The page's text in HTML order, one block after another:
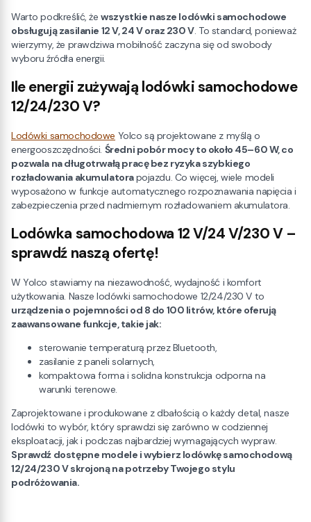
Warto podkreślić, żewszystkie nasze lodówki samochodowe
obsługują zasilanie 12 V, 24 V oraz 230 V. To standard, ponieważ
wierzymy, że prawdziwa mobilność zaczyna się od swobody
wyboru źródła energii.
Ile energii zużywają lodówki samochodowe
12/24/230 V?
Lodówki samochodowe Yolco są projektowane z myślą o
energooszczędności. Średni pobór mocy to około 45–60 W, co
pozwala na długotrwałą pracę bez ryzyka szybkiego
rozładowania akumulatorapojazdu. Co więcej, wiele modeli
wyposażono w funkcje automatycznego rozpoznawania napięcia i
zabezpieczenia przed nadmiernym rozładowaniem akumulatora.
Lodówka samochodowa 12 V/24 V/230 V –
sprawdź naszą ofertę!
W Yolco stawiamy na niezawodność, wydajność i komfort
użytkowania. Nasze lodówki samochodowe 12/24/230 V to
urządzenia o pojemności od 8 do 100 litrów, które oferują
zaawansowane funkcje, takie jak:
sterowanie temperaturą przez Bluetooth,
zasilanie z paneli solarnych,
kompaktowa forma i solidna konstrukcja odporna na
warunki terenowe.
Zaprojektowane i produkowane z dbałością o każdy detal, nasze
lodówki to wybór, który sprawdzi się zarówno w codziennej
eksploatacji, jak i podczas najbardziej wymagających wypraw.
Sprawdź dostępne modele i wybierz lodówkę samochodową
12/24/230 V skrojoną na potrzeby Twojego stylu
podróżowania.